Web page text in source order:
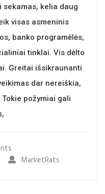
kelia daug
visas asmeninis
banko programėlės,
tinklai. Vis dėlto
Greitai išsikraunanti
dar nereiškia,
požymiai gali
MarketRats